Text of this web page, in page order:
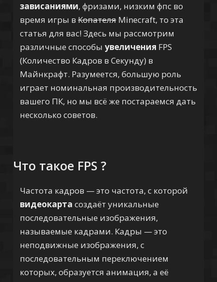
зависаниями, фризами, низким фпс во
время игры вКопателяMinecraft, то эта
статья для вас! Здесь мы рассмотрим
различные способы увеличения FPS
(Количество Кадров в Секунду) в
Майнкрафт. Разумеется, большую роль
играет номинальная производительность
вашего ПК, но мы всё же постараемся дать
несколько советов.
Что такое FPS ?
Частота кадров — это частота, с которой
видеокарта создаёт уникальные
последовательные изображения,
называемые кадрами. Кадры — это
неподвижные изображения, с
последовательным переключением
которых, образуется анимация, а её